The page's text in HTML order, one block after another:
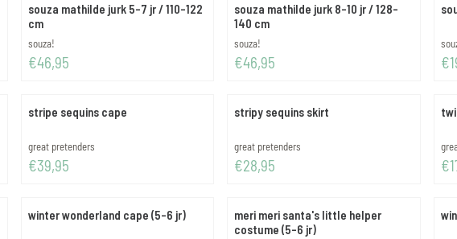
souza mathilde jurk 5-7 jr / 110-122
cm
Merk:
souza!
Prijs: 46,95
€46,95
souza mathilde jurk 8-10 jr / 128-
140 cm
Merk:
souza!
Prijs: 46,95
€46,95
stripe sequins cape
Merk:
great pretenders
Prijs: 39,95
€39,95
stripy sequins skirt
Merk:
great pretenders
Prijs: 28,95
€28,95
winter wonderland cape (5-6 jr)
meri meri santa's little helper
costume (5-6 jr)